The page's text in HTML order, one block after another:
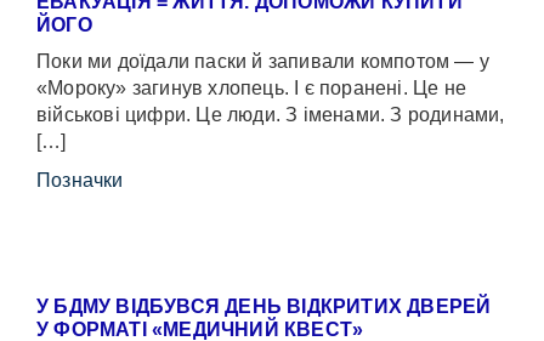
ЙОГО
Поки ми доїдали паски й запивали компотом — у
«Мороку» загинув хлопець. І є поранені. Це не
військові цифри. Це люди. З іменами. З родинами,
[…]
Позначки
У БДМУ ВІДБУВСЯ ДЕНЬ ВІДКРИТИХ ДВЕРЕЙ
У ФОРМАТІ «МЕДИЧНИЙ КВЕСТ»